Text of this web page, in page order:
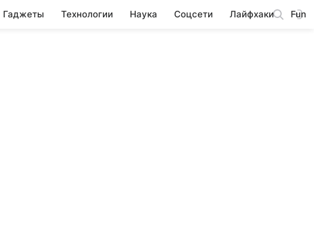
Гаджеты Технологии Наука Соцсети Лайфхаки Fun